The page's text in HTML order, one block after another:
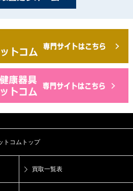
トコムトップ
買取一覧表